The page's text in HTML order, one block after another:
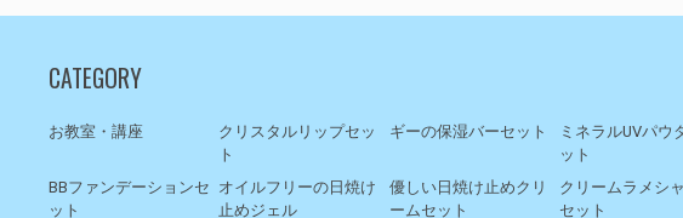
CATEGORY
お教室・講座
クリスタルリップセッ
ト
ギーの保湿バーセット
ミネラルUVパウ
ット
BBファンデーションセ
ット
オイルフリーの日焼け
止めジェル
優しい日焼け止めクリ
ームセット
クリームラメシ
セット